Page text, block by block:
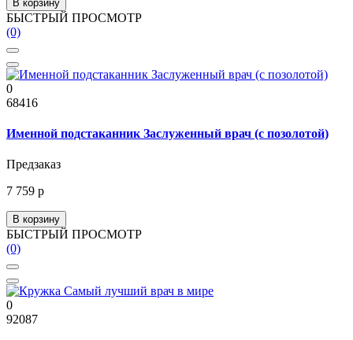
В корзину
БЫСТРЫЙ ПРОСМОТР
(0)
0
68416
Именной подстаканник Заслуженный врач (с позолотой)
Предзаказ
7 759 р
В корзину
БЫСТРЫЙ ПРОСМОТР
(0)
0
92087